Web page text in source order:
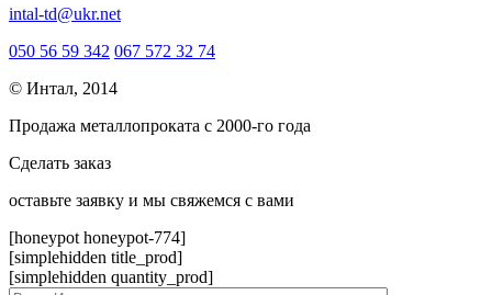
intal-td@ukr.net
050 56 59 342 067 572 32 74
© Интал, 2014
Продажа металлопроката с 2000-го года
Сделать заказ
оcтавьте заявку и мы свяжемся с вами
[honeypot honeypot-774]
[simplehidden title_prod]
[simplehidden quantity_prod]